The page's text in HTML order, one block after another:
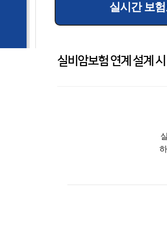
실시간 보
실비암보험 연계 설계